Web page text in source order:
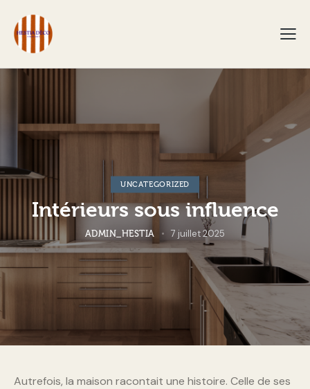
UNCATEGORIZED
Intérieurs sous influence
ADMIN_HESTIA 7 juillet 2025
Autrefois, la maison racontait une histoire. Celle de ses